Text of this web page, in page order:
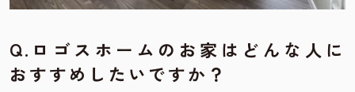
Q. ロゴスホームのお家はどんな人に
おすすめしたいですか？